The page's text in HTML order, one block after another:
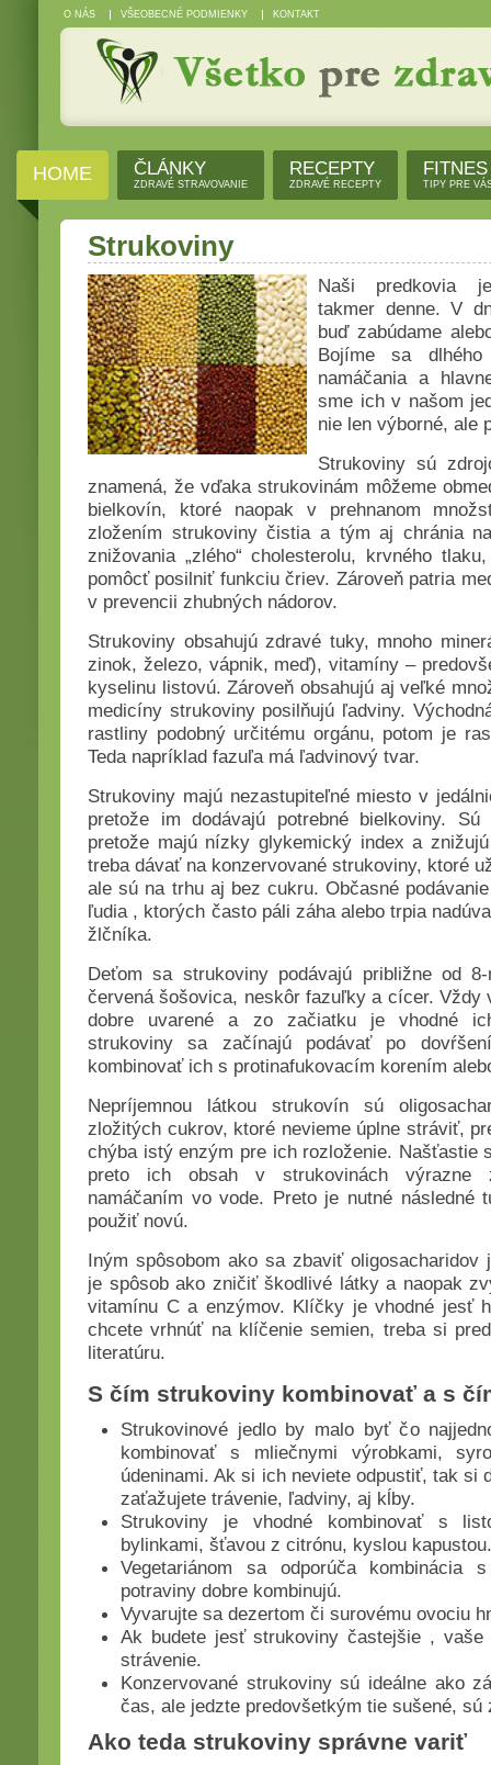
O NÁS VŠEOBECNÉ PODMIENKY KONTAKT
HOME ČLÁNKY
ZDRAVÉ STRAVOVANIE
RECEPTY
ZDRAVÉ RECEPTY
FITNES
TIPY PRE
Strukoviny
Naši predkovia
takmer denne. V
buď zabúdame
Bojíme sa dlhého
namáčania a
sme ich v našom
nie len výborné, ale
Strukoviny sú
znamená, že vďaka strukovinám môžeme
bielkovín, ktoré naopak v prehnanom
zložením strukoviny čistia a tým aj chránia
znižovania „zlého“ cholesterolu, krvného
pomôcť posilniť funkciu čriev. Zároveň patria
v prevencii zhubných nádorov.
Strukoviny obsahujú zdravé tuky, mnoho
zinok, železo, vápnik, meď), vitamíny –
kyselinu listovú. Zároveň obsahujú aj veľké
medicíny strukoviny posilňujú ľadviny.
rastliny podobný určitému orgánu, potom je
Teda napríklad fazuľa má ľadvinový tvar.
Strukoviny majú nezastupiteľné miesto v
pretože im dodávajú potrebné bielkoviny.
pretože majú nízky glykemický index a
treba dávať na konzervované strukoviny, ktoré
ale sú na trhu aj bez cukru. Občasné
ľudia , ktorých často páli záha alebo trpia
žlčníka.
Deťom sa strukoviny podávajú približne od
červená šošovica, neskôr fazuľky a cícer. Vždy
dobre uvarené a zo začiatku je vhodné
strukoviny sa začínajú podávať po
kombinovať ich s protinafukovacím korením
Nepríjemnou látkou strukovín sú
zložitých cukrov, ktoré nevieme úplne stráviť,
chýba istý enzým pre ich rozloženie. Našťastie
preto ich obsah v strukovinách výrazne
namáčaním vo vode. Preto je nutné následné
použiť novú.
Iným spôsobom ako sa zbaviť oligosacharidov
je spôsob ako zničiť škodlivé látky a naopak
vitamínu C a enzýmov. Klíčky je vhodné jesť
chcete vrhnúť na klíčenie semien, treba si
literatúru.
S čím strukoviny kombinovať a s
Strukovinové jedlo by malo byť čo
kombinovať s mliečnymi výrobkami,
údeninami. Ak si ich neviete odpustiť, tak si
zaťažujete trávenie, ľadviny, aj kĺby.
Strukoviny je vhodné kombinovať s
bylinkami, šťavou z citrónu, kyslou kapustou.
Vegetariánom sa odporúča kombinácia
potraviny dobre kombinujú.
Vyvarujte sa dezertom či surovému ovociu
Ak budete jesť strukoviny častejšie ,
strávenie.
Konzervované strukoviny sú ideálne ako
čas, ale jedzte predovšetkým tie sušené, sú
Ako teda strukoviny správne variť